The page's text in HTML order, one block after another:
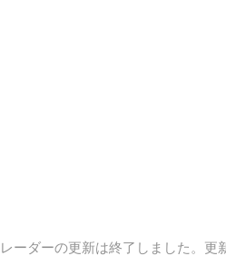
ーダーの更新は終了しました。更